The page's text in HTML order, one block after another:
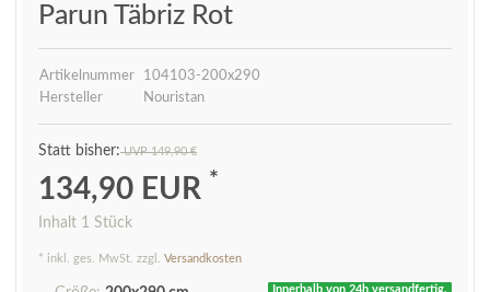
Parun Täbriz Rot
Artikelnummer
104103-200x290
Hersteller
Nouristan
UVP 149,90 €
134,90 EUR *
Inhalt 1 Stück
* inkl. ges. MwSt. zzgl. Versandkosten